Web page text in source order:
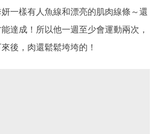
一樣有人魚線和漂亮的肌肉線條～還
達成！所以他一週至少會運動兩次，
後，肉還鬆鬆垮垮的！